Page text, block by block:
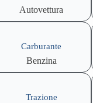
Autovettura
Carburante
Benzina
Trazione